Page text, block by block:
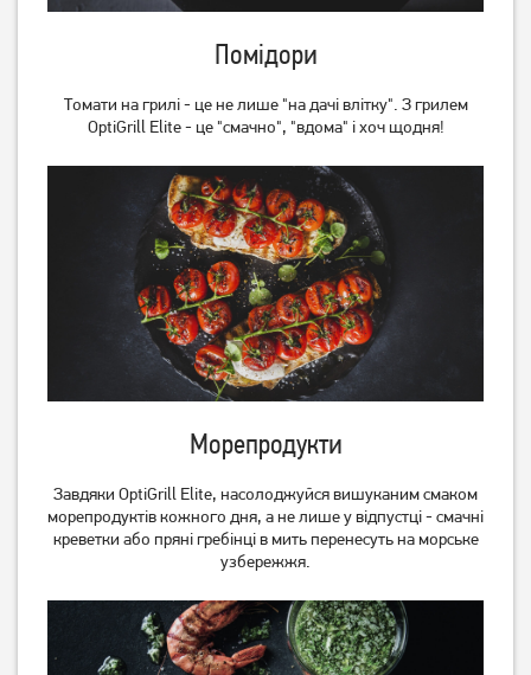
Помідори
Томати на грилі - це не лише "на дачі влітку". З грилем
OptiGrill Elite - це "смачно", "вдома" і хоч щодня!
Морепродукти
Завдяки OptiGrill Elite, насолоджуйся вишуканим смаком
морепродуктів кожного дня, а не лише у відпустці - смачні
креветки або пряні гребінці в мить перенесуть на морське
узбережжя.